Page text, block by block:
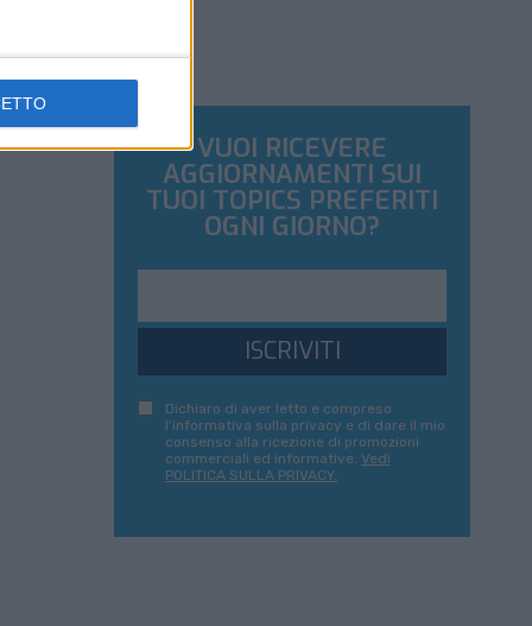
VUOI RICEVERE
AGGIORNAMENTI SUI
TUOI TOPICS PREFERITI
OGNI GIORNO?
ISCRIVITI
Dichiaro di aver letto e compreso
l'informativa sulla privacy e di dare il mio
consenso alla ricezione di promozioni
commerciali ed informative. Vedi
POLITICA SULLA PRIVACY.